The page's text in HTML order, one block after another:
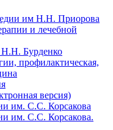
им Н.Н. Приорова
и лечебной
Бурденко
профилактическая,
версия)
им. С.С. Корсакова
им. С.С. Корсакова.